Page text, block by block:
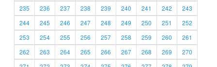
235
236 237 238 239 240 241 242
243
244
245 246 247 248 249 250 251
252
253
254 255 256 257 258 259 260
261
262
263 264 265 266 267 268 269
270